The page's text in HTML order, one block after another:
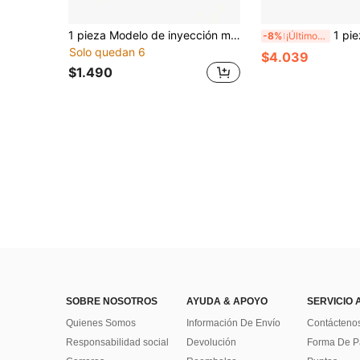
1 pieza Modelo de inyección moldeada completamente, modelo de periférico Singularidad Valoant Pacto sin miedo para alivio del estrés, modelo plegable - Regalo de cumpleaños - Regalo de Pascua - Regalo del Día de San Valentín - Regalo - Juguete - Pascua - talla grande vendido de nuevos llegados - talla grande vendido de nuevos llegados - Nuevos llegados - Modelo de nuevos llegados - Juguete de pareja - Modelo de arma - Decoración de modelo
Solo quedan 6
$1.490
-8% ¡Últimos 2 días 1 pieza Modelo de juguete de shuriken de
$4.039
SOBRE NOSOTROS
Quienes Somos
Responsabilidad social
AYUDA & APOYO
Información De Envío
Devolución
SERVICIO
Forma De